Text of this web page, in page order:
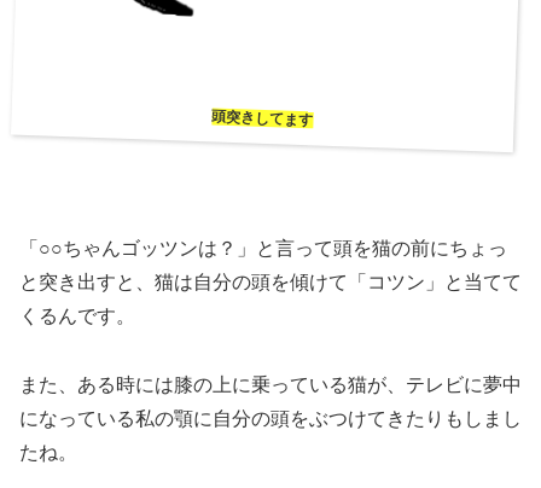
頭突きしてます
「○○ちゃんゴッツンは？」と言って頭を猫の前にちょっ
と突き出すと、猫は自分の頭を傾けて「コツン」と当てて
くるんです。
また、ある時には膝の上に乗っている猫が、テレビに夢中
になっている私の顎に自分の頭をぶつけてきたりもしまし
たね。